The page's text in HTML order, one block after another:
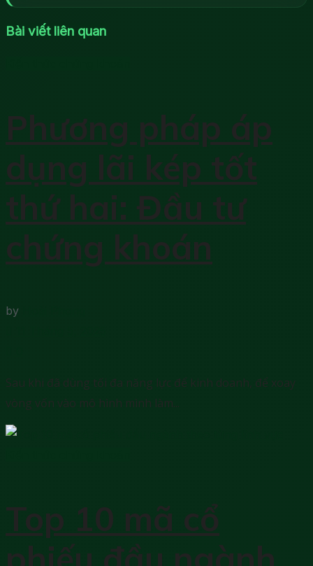
Bài viết liên quan
Phương pháp áp
dụng lãi kép tốt
thứ hai: Đầu tư
chứng khoán
by
Sau khi đã dùng tối đa năng lực để kinh doanh, để xoay
vòng vốn vào mô hình mình làm...
Top 10 mã cổ